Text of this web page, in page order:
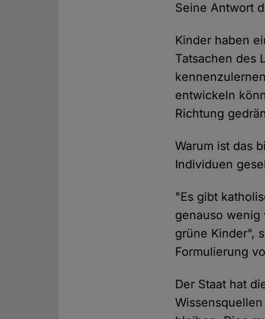
Seine Antwort
Kinder haben
Tatsachen des
entwickeln
Richtung
Warum ist das
Individuen
"Es gibt
genauso wenig
grüne Kinder",
Formulierung
Der Staat hat